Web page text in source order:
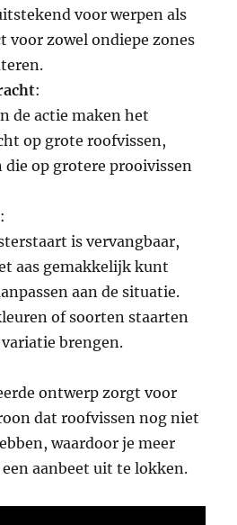
voor werpen als
voor zowel ondiepe zones
:
de actie maken het
op grote roofvissen,
die op grotere prooivissen
:
is vervangbaar,
aas gemakkelijk kunt
aan de situatie.
of soorten staarten
brengen.
ontwerp zorgt voor
dat roofvissen nog niet
waardoor je meer
aanbeet uit te lokken.